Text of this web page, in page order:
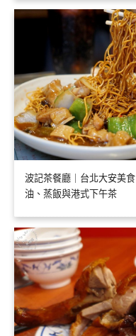
波記茶餐廳｜台北大安美
油、蒸飯與港式下午茶